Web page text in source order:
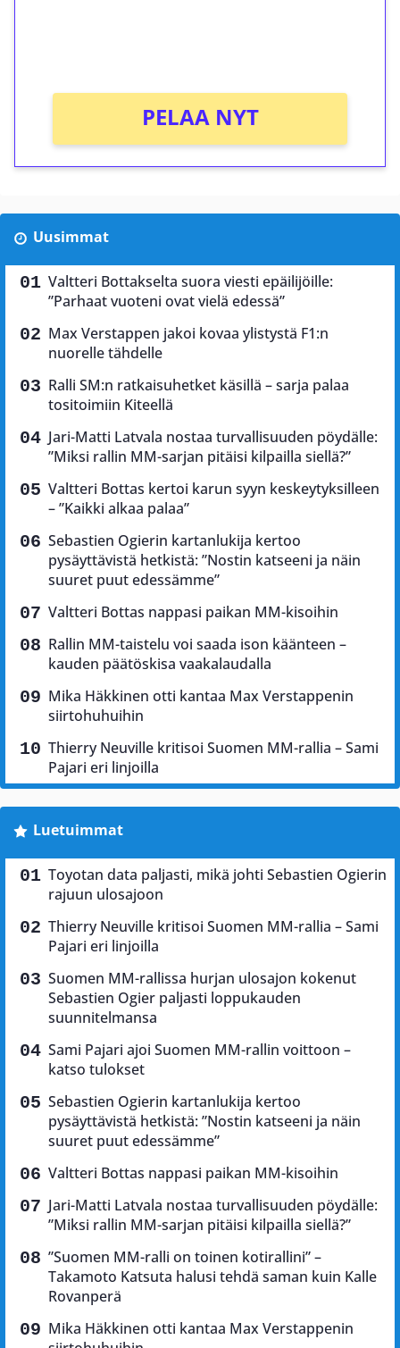
PELAA NYT
Uusimmat
Valtteri Bottakselta suora viesti epäilijöille:
”Parhaat vuoteni ovat vielä edessä”
Max Verstappen jakoi kovaa ylistystä F1:n
nuorelle tähdelle
Ralli SM:n ratkaisuhetket käsillä – sarja palaa
tositoimiin Kiteellä
Jari-Matti Latvala nostaa turvallisuuden pöydälle:
”Miksi rallin MM-sarjan pitäisi kilpailla siellä?”
Valtteri Bottas kertoi karun syyn keskeytyksilleen
– ”Kaikki alkaa palaa”
Sebastien Ogierin kartanlukija kertoo
pysäyttävistä hetkistä: ”Nostin katseeni ja näin
suuret puut edessämme”
Valtteri Bottas nappasi paikan MM-kisoihin
Rallin MM-taistelu voi saada ison käänteen –
kauden päätöskisa vaakalaudalla
Mika Häkkinen otti kantaa Max Verstappenin
siirtohuhuihin
Thierry Neuville kritisoi Suomen MM-rallia – Sami
Pajari eri linjoilla
Luetuimmat
Toyotan data paljasti, mikä johti Sebastien Ogierin
rajuun ulosajoon
Thierry Neuville kritisoi Suomen MM-rallia – Sami
Pajari eri linjoilla
Suomen MM-rallissa hurjan ulosajon kokenut
Sebastien Ogier paljasti loppukauden
suunnitelmansa
Sami Pajari ajoi Suomen MM-rallin voittoon –
katso tulokset
Sebastien Ogierin kartanlukija kertoo
pysäyttävistä hetkistä: ”Nostin katseeni ja näin
suuret puut edessämme”
Valtteri Bottas nappasi paikan MM-kisoihin
Jari-Matti Latvala nostaa turvallisuuden pöydälle:
”Miksi rallin MM-sarjan pitäisi kilpailla siellä?”
”Suomen MM-ralli on toinen kotirallini” –
Takamoto Katsuta halusi tehdä saman kuin Kalle
Rovanperä
Mika Häkkinen otti kantaa Max Verstappenin